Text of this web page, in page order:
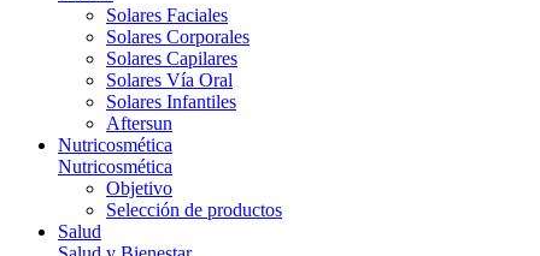
Solares Faciales
Solares Corporales
Solares Capilares
Solares Vía Oral
Solares Infantiles
Aftersun
Nutricosmética
Nutricosmética
Objetivo
Selección de productos
Salud